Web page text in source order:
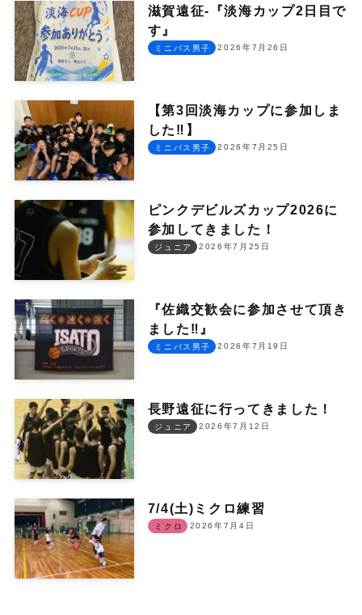
滋賀遠征-『淡海カップ2日目で
す』
2026年7月26日
ミニバス男子
【第3回淡海カップに参加しま
した‼︎】
2026年7月25日
ミニバス男子
ピンクデビルズカップ2026に
参加してきました！
2026年7月25日
ジュニア
『佐織交歓会に参加させて頂き
ました‼︎』
2026年7月19日
ミニバス男子
長野遠征に行ってきました！
2026年7月12日
ジュニア
7/4(土)ミクロ練習
2026年7月4日
ミクロ